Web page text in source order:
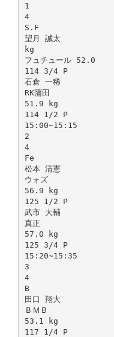
1
4
S.F
望月 誠太
kg
フュチュール 52.0
114 3/4 P
石倉 一稀
RK蒲田
51.9 kg
114 1/2 P
15:00∼15:15
2
4
Fe
松本 清憲
ウォズ
56.9 kg
125 1/2 P
武市 大輔
真正
57.0 kg
125 3/4 P
15:20∼15:35
3
4
B
田口 翔大
ＢＭＢ
53.1 kg
117 1/4 P